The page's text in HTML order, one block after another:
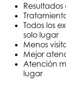
Todos los
solo lugar
Menos
Mejor
Atención
lugar